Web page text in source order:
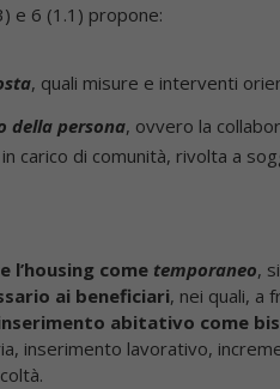
e 6 (1.1) propone:
, quali misure e interventi
della persona, ovvero la
carico di comunità, rivolta a
come temporaneo,
ai beneficiari, nei quali, a
abitativo come
inserimento lavorativo,